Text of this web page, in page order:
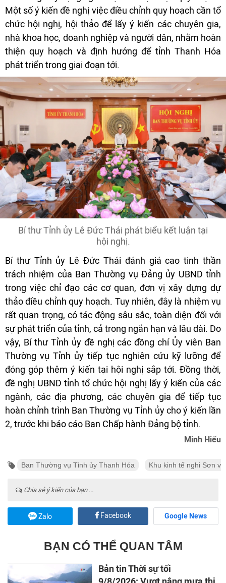
Một số ý kiến đề nghị việc điều chỉnh quy hoạch cần tổ
chức hội nghị, hội thảo để lấy ý kiến các chuyên gia,
nhà khoa học, doanh nghiệp và người dân, nhằm hoàn
thiện quy hoạch và định hướng để tỉnh Thanh Hóa
phát triển trong giai đoạn tới.
Bí thư Tỉnh ủy Lê Đức Thái phát biểu kết luận tại
hội nghị.
Bí thư Tỉnh ủy Lê Đức Thái đánh giá cao tinh thần
trách nhiệm của Ban Thường vụ Đảng ủy UBND tỉnh
trong việc chỉ đạo các cơ quan, đơn vị xây dựng dự
thảo điều chỉnh quy hoạch. Tuy nhiên, đây là nhiệm vụ
rất quan trọng, có tác động sâu sắc, toàn diện đối với
sự phát triển của tỉnh, cả trong ngắn hạn và lâu dài. Do
vậy, Bí thư Tỉnh ủy đề nghị các đồng chí Ủy viên Ban
Thường vụ Tỉnh ủy tiếp tục nghiên cứu kỹ lưỡng để
đóng góp thêm ý kiến tại hội nghị sắp tới. Đồng thời,
đề nghị UBND tỉnh tổ chức hội nghị lấy ý kiến của các
ngành, các địa phương, các chuyên gia để tiếp tục
hoàn chỉnh trình Ban Thường vụ Tỉnh ủy cho ý kiến lần
2, trước khi báo cáo Ban Chấp hành Đảng bộ tỉnh.
Minh Hiếu
Ban Thường vụ Tỉnh ủy Thanh Hóa Khu kinh tế nghi Sơn
Chia sẻ ý kiến của bạn ...
Zalo Facebook Google News
BẠN CÓ THỂ QUAN TÂM
Bản tin Thời sự tối